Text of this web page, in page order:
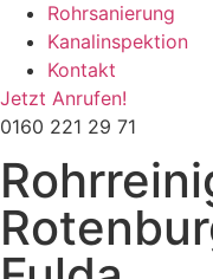
Rohrsanierung
Kanalinspektion
Kontakt
Jetzt Anrufen!
0160 221 29 71